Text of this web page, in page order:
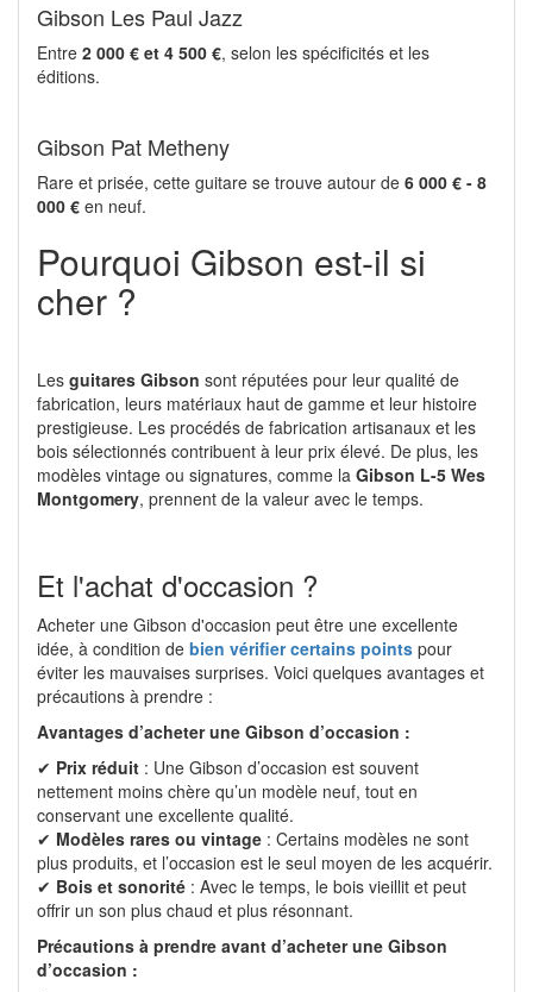
Gibson Les Paul Jazz
Entre 2 000 € et 4 500 €, selon les spécificités et les
éditions.
Gibson Pat Metheny
Rare et prisée, cette guitare se trouve autour de 6 000 € - 8
000 € en neuf.
Pourquoi Gibson est-il si
cher ?
Les guitares Gibson sont réputées pour leur qualité de
fabrication, leurs matériaux haut de gamme et leur histoire
prestigieuse. Les procédés de fabrication artisanaux et les
bois sélectionnés contribuent à leur prix élevé. De plus, les
modèles vintage ou signatures, comme la Gibson L-5 Wes
Montgomery, prennent de la valeur avec le temps.
Et l'achat d'occasion ?
Acheter une Gibson d'occasion peut être une excellente
idée, à condition de bien vérifier certains points pour
éviter les mauvaises surprises. Voici quelques avantages et
précautions à prendre :
Avantages d’acheter une Gibson d’occasion :
✔ Prix réduit : Une Gibson d’occasion est souvent
nettement moins chère qu’un modèle neuf, tout en
conservant une excellente qualité.
✔ Modèles rares ou vintage : Certains modèles ne sont
plus produits, et l’occasion est le seul moyen de les acquérir.
✔ Bois et sonorité : Avec le temps, le bois vieillit et peut
offrir un son plus chaud et plus résonnant.
Précautions à prendre avant d’acheter une Gibson
d’occasion :